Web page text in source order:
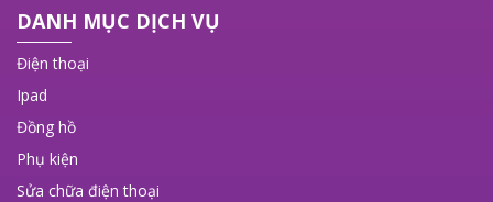
DANH MỤC DỊCH VỤ
Điện thoại
Ipad
Đồng hồ
Phụ kiện
Sửa chữa điện thoại